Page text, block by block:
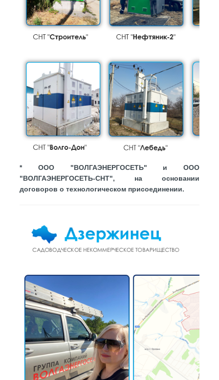
* ООО "ВОЛГАЭНЕРГОСЕТЬ" и ООО
"ВОЛГАЭНЕРГОСЕТЬ-СНТ", на основании
договоров о технологическом присоединении.